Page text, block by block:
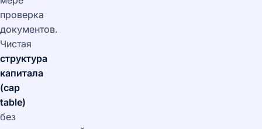
проверка
документов.
Чистая
структура
капитала
(cap
table)
без